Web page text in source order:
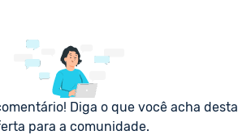
Diga o que você acha desta
para a comunidade.